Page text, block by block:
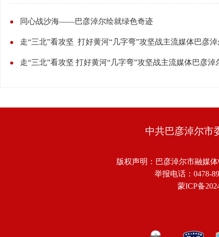
同心战沙海——巴彦淖尔绘就绿色奇迹
走“三北”看攻坚 打好黄河“几字弯”攻坚战主流媒体巴彦
走“三北”看攻坚 打好黄河“几字弯”攻坚战主流媒体巴彦
中共巴彦淖尔市
版权声明：巴彦淖尔市融媒
举报电话：0478-
蒙ICP备